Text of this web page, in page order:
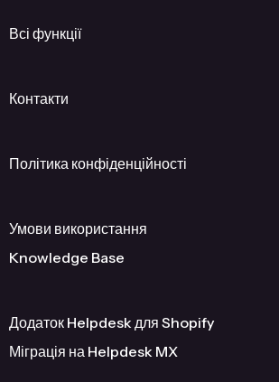
Всі функції
Контакти
Політика конфіденційності
Умови використання
Knowledge Base
Додаток Helpdesk для Shopify
Міграція на Helpdesk MX